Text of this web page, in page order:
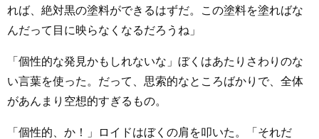
れば、絶対黒の塗料ができるはずだ。この塗料を塗ればな
んだって目に映らなくなるだろうね」
「個性的な発見かもしれないな」ぼくはあたりさわりのな
い言葉を使った。だって、思索的なところばかりで、全体
があんまり空想的すぎるもの。
「個性的、か！」ロイドはぼくの肩を叩いた。「それだ